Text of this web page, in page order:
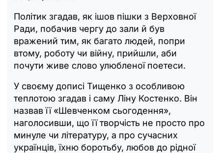
Політик згадав, як ішов пішки з Верховної
Ради, побачив чергу до зали й був
вражений тим, як багато людей, попри
втому, роботу чи війну, прийшли, аби
почути живе слово улюбленої поетеси.
У своєму дописі Тищенко з особливою
теплотою згадав і саму Ліну Костенко. Він
назвав її «Шевченком сьогодення»,
наголосивши, що її творчість не просто про
минуле чи літературу, а про сучасних
українців, їхню боротьбу, любов до рідної